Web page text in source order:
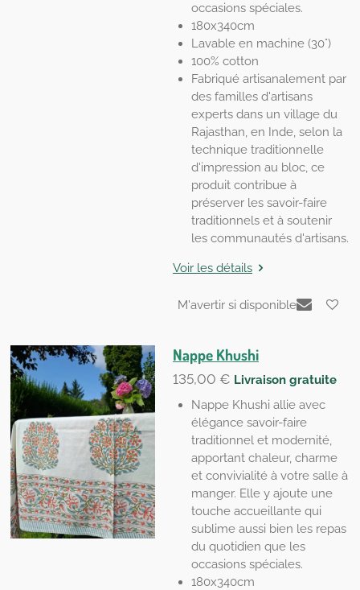
occasions spéciales.
180x340cm
Lavable en machine (30°)
100% cotton
Fabriqué artisanalement par
des familles d'artisans
experts dans un village du
Rajasthan, en Inde, selon la
technique traditionnelle
d'impression au bloc, ce
produit contribue à
préserver les savoir-faire
traditionnels et à soutenir
les communautés d'artisans.
Voir les détails
M'avertir si disponible
Nappe Khushi
135,00 € Livraison gratuite
Nappe Khushi allie avec
élégance savoir-faire
traditionnel et modernité,
apportant chaleur, charme
et convivialité à votre salle à
manger. Elle y ajoute une
touche accueillante qui
sublime aussi bien les repas
du quotidien que les
occasions spéciales.
180x340cm